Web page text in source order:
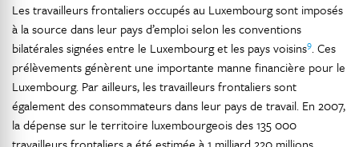
Les travailleurs frontaliers occupés au Luxembourg sont imposés
à la source dans leur pays d’emploi selon les conventions
bilatérales signées entre le Luxembourg et les pays voisins9. Ces
prélèvements génèrent une importante manne financière pour le
Luxembourg. Par ailleurs, les travailleurs frontaliers sont
également des consommateurs dans leur pays de travail. En 2007,
la dépense sur le territoire luxembourgeois des 135 000